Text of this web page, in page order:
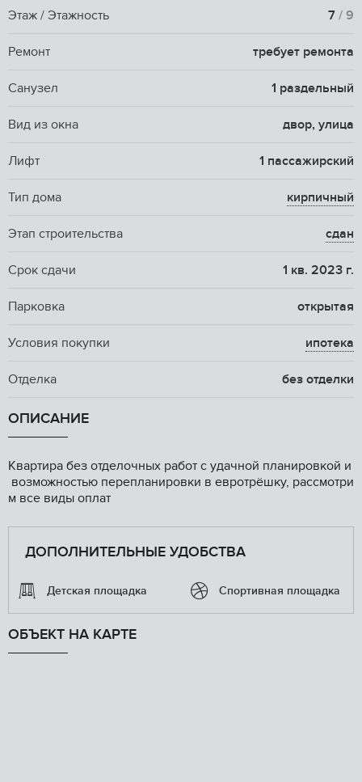
Этаж / Этажность 7 / 9
Ремонт требует ремонта
Санузел 1 раздельный
Вид из окна двор, улица
Лифт 1 пассажирский
Тип дома кирпичный
Этап строительства сдан
Срок сдачи 1 кв. 2023 г.
Парковка открытая
Условия покупки ипотека
Отделка без отделки
ОПИСАНИЕ
Квартира без отделочных работ с удачной планировкой и
возможностью перепланировки в евротрёшку, рассмотри
м все виды оплат
ДОПОЛНИТЕЛЬНЫЕ УДОБСТВА
Детская площадка Спортивная площадка
ОБЪЕКТ НА КАРТЕ